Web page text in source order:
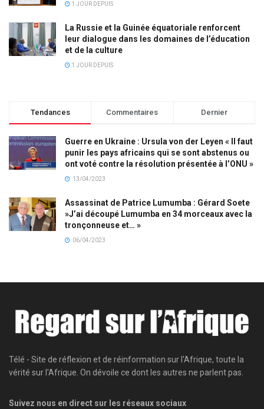
1 JOUR DEPUIS
La Russie et la Guinée équatoriale renforcent
leur dialogue dans les domaines de l’éducation
et de la culture
1 JOUR DEPUIS
Tendances Commentaires Dernier
Guerre en Ukraine : Ursula von der Leyen « Il faut
punir les pays africains qui se sont abstenus ou
ont voté contre la résolution présentée à l’ONU »
13/04/2023
Assassinat de Patrice Lumumba : Gérard Soete
»J’ai découpé Lumumba en 34 morceaux avec la
tronçonneuse et… »
06/04/2023
Télé - Site de réflexion et de réinformation sur l'Afrique, toute la
vérité sur l'Afrique. On dévoile ce dont les autres ne parlent pas.
Suivez nous en direct sur les réseaux sociaux